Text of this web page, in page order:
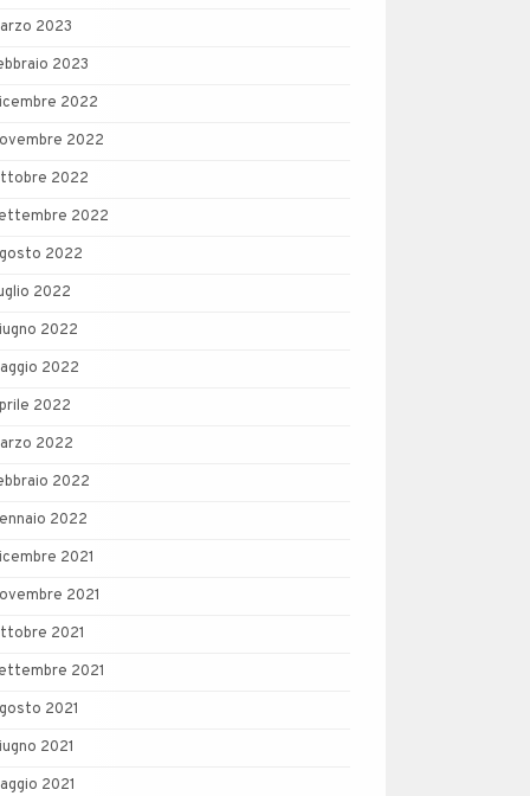
2023
2023
2022
2022
2022
2022
2022
2022
2022
2022
2022
2022
2022
2022
2021
2021
2021
2021
2021
2021
2021